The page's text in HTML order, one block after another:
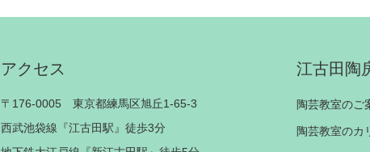
アクセス
〒176-0005 東京都練馬区旭丘1-65-3
西武池袋線『江古田駅』徒歩3分
江古田陶
陶芸教室のご
陶芸教室のカ